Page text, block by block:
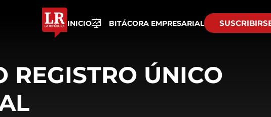
INICIO BITÁCORA EMPRESARIAL
REGISTRO ÚNICO